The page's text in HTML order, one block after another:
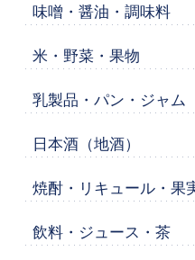
味噌・醤油・調味料
米・野菜・果物
乳製品・パン・ジャム
日本酒（地酒）
焼酎・リキュール・果
飲料・ジュース・茶